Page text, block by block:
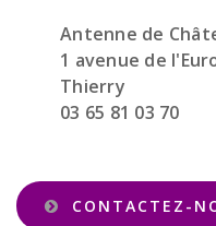
Antenne de
1 avenue de
Thierry
03 65 81 03 70
CONTACTEZ-